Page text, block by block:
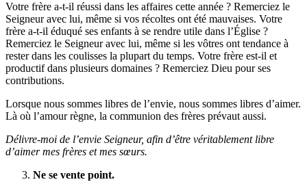
Votre frère a-t-il réussi dans les affaires cette année ? Remerciez le
Seigneur avec lui, même si vos récoltes ont été mauvaises. Votre
frère a-t-il éduqué ses enfants à se rendre utile dans l’Église ?
Remerciez le Seigneur avec lui, même si les vôtres ont tendance à
rester dans les coulisses la plupart du temps. Votre frère est-il et
productif dans plusieurs domaines ? Remerciez Dieu pour ses
contributions.
Lorsque nous sommes libres de l’envie, nous sommes libres d’aimer.
Là où l’amour règne, la communion des frères prévaut aussi.
Délivre-moi de l’envie Seigneur, afin d’être véritablement libre
d’aimer mes frères et mes sœurs.
Ne se vente point.